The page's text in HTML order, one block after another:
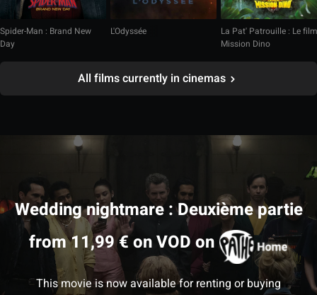
Spider-Man : Brand New
Day
L'Odyssée
La Pat' Patrouille : Le film
Mission Dino
All films currently in cinemas
Wedding nightmare : Deuxième partie
from 11,99 € on VOD on
This movie is now available for renting or buying